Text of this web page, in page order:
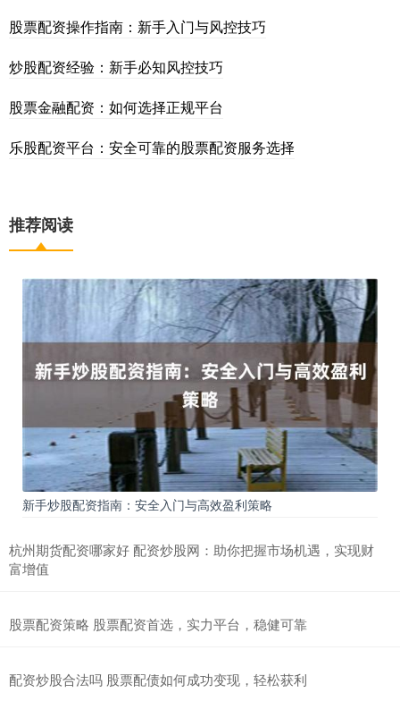
股票配资操作指南：新手入门与风控技巧
炒股配资经验：新手必知风控技巧
股票金融配资：如何选择正规平台
乐股配资平台：安全可靠的股票配资服务选择
推荐阅读
新手炒股配资指南：安全入门与高效盈利策略
杭州期货配资哪家好 配资炒股网：助你把握市场机遇，实现财
富增值
股票配资策略 股票配资首选，实力平台，稳健可靠
配资炒股合法吗 股票配债如何成功变现，轻松获利